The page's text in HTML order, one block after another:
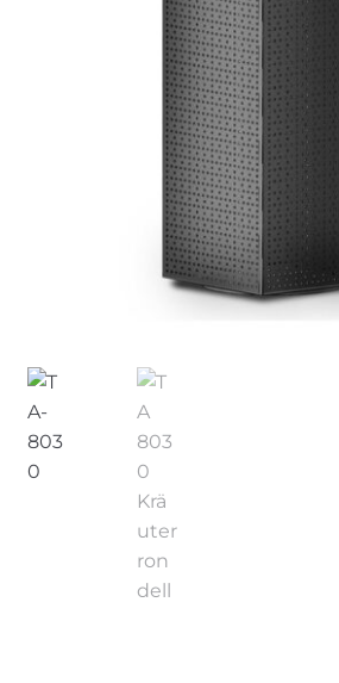
Meine Preisanfrage